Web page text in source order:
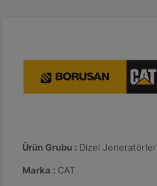
Ürün Grubu : Dizel Jeneratörler
Marka : CAT